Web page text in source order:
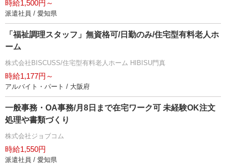
時給1,500円～
派遣社員 / 愛知県
「福祉調理スタッフ」無資格可/日勤のみ/住宅型有料老人ホ
ーム
株式会社BISCUSS/住宅型有料老人ホーム HIBISU門真
時給1,177円～
アルバイト・パート / 大阪府
一般事務・OA事務/月8日まで在宅ワーク可 未経験OK注文
処理や書類づくり
株式会社ジョブコム
時給1,550円
派遣社員 / 愛知県